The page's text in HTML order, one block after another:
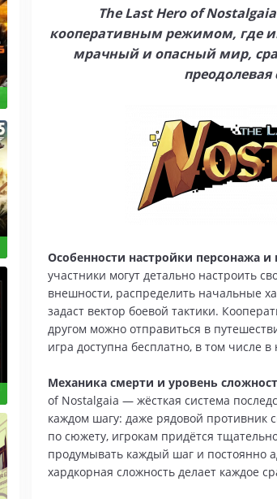
The Last Hero of
кооперативным режимом, где
мрачный и опасный мир,
Особенности настройки персонажа
участники могут детально настроить
внешности, распределить начальные
задаст вектор боевой тактики.
другом можно отправиться в
игра доступна бесплатно, в том числе
Механика смерти и уровень
of Nostalgaia — жёсткая система
каждом шагу: даже рядовой противник
по сюжету, игрокам придётся
продумывать каждый шаг и постоянно
хардкорная сложность делает каждое